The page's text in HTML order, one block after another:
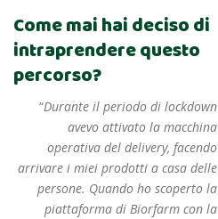
Come mai hai deciso di
intraprendere questo
percorso?
“Durante il periodo di lockdown
avevo attivato la macchina
operativa del delivery, facendo
arrivare i miei prodotti a casa delle
persone. Quando ho scoperto la
piattaforma di Biorfarm con la